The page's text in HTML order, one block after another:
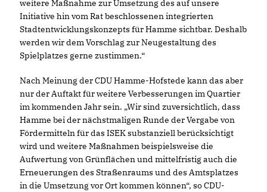
weitere Maßnahme zur Umsetzung des auf unsere
Initiative hin vom Rat beschlossenen integrierten
Stadtentwicklungskonzepts für Hamme sichtbar. Deshalb
werden wir dem Vorschlag zur Neugestaltung des
Spielplatzes gerne zustimmen.“
Nach Meinung der CDU Hamme-Hofstede kann das aber
nur der Auftakt für weitere Verbesserungen im Quartier
im kommenden Jahr sein. „Wir sind zuversichtlich, dass
Hamme bei der nächstmaligen Runde der Vergabe von
Fördermitteln für das ISEK substanziell berücksichtigt
wird und weitere Maßnahmen beispielsweise die
Aufwertung von Grünflächen und mittelfristig auch die
Erneuerungen des Straßenraums und des Amtsplatzes
in die Umsetzung vor Ort kommen können“, so CDU-